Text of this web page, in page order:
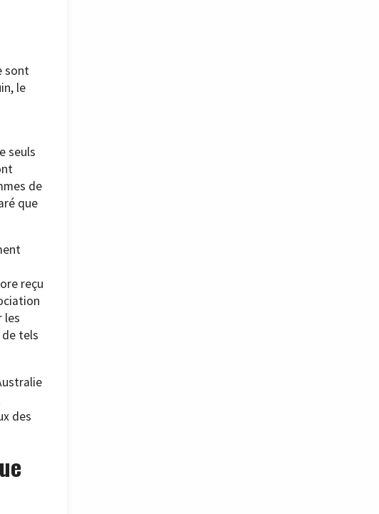
sont
le
seuls
de
que
reçu
les
tels
des